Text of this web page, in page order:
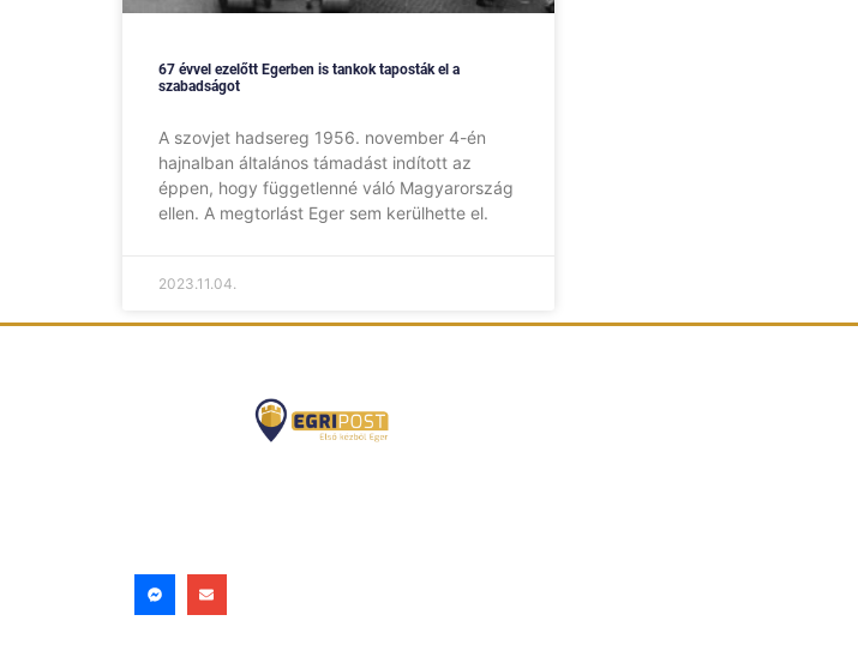
67 évvel ezelőtt Egerben is tankok taposták el a
szabadságot
A szovjet hadsereg 1956. november 4-én
hajnalban általános támadást indított az
éppen, hogy függetlenné váló Magyarország
ellen. A megtorlást Eger sem kerülhette el.
2023.11.04.